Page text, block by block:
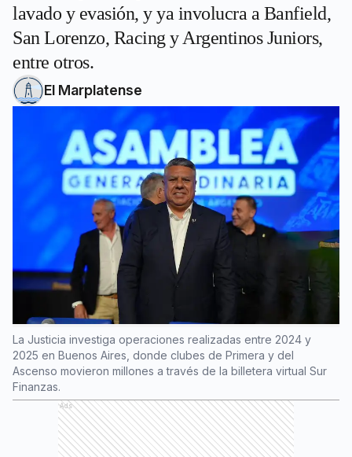
lavado y evasión, y ya involucra a Banfield,
San Lorenzo, Racing y Argentinos Juniors,
entre otros.
El Marplatense
La Justicia investiga operaciones realizadas entre 2024 y
2025 en Buenos Aires, donde clubes de Primera y del
Ascenso movieron millones a través de la billetera virtual Sur
Finanzas.
Ads